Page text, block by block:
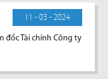
11 - 03 - 2024
đốc Tài chính Công ty